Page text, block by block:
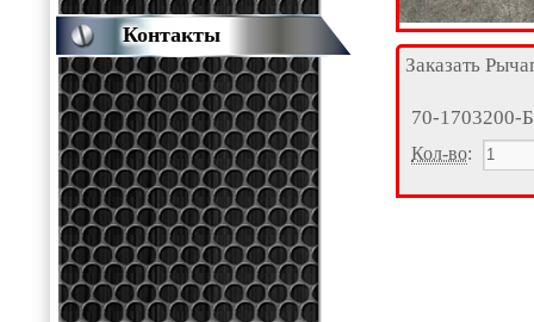
Заказать
70-1703200-Б
Кол-во:
Контакты